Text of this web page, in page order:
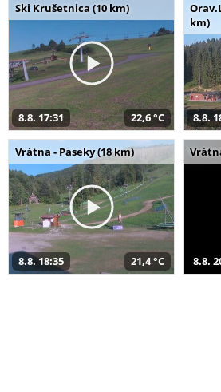
Ski Krušetnica (10 km)
8.8. 17:31 22,6 °C
km)
8.8.
Vrátna - Paseky (18 km)
8.8. 18:35 21,4 °C 8.8.